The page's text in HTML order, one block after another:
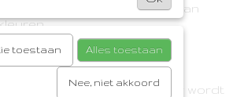
warmte omdat de speen dan
6 weken.
speentjes is gemaakt van
dat de speen groter wordt
toestaan Alles toestaan
Nee, niet akkoord